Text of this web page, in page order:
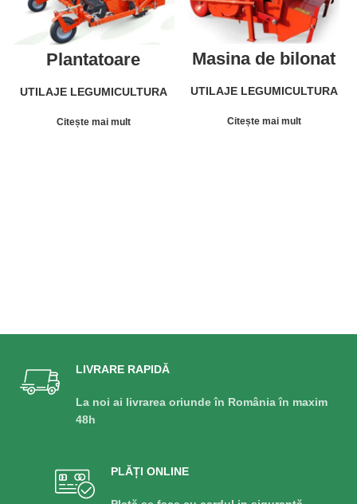
Plantatoare
COMPACT
CHECCHI&MAGLI
UTILAJE LEGUMICULTURA
Citește mai mult
Masina de bilonat
posterioară pentru
brazde mari și
solide IMAC RR 2
RANDURI
UTILAJE LEGUMICULTURA
Citește mai mult
LIVRARE RAPIDĂ
La noi ai livrarea oriunde în România în maxim
48h
PLĂȚI ONLINE